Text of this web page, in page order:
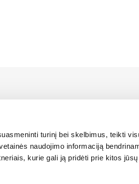
turinį bei skelbimus, teikti
naudojimo informaciją
kurie gali ją pridėti prie kitos
teritorijā.
IZMANTOŠANA SĪKDATŅU
LIETOŠANAS NOTEIKUMI
LIETOŠANAS